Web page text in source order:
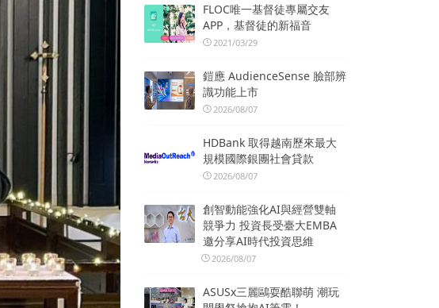
FLOC唯一基督徒專屬交友
APP，基督徒的新福音
2021/03/29
鎧應 AudienceSense 臉部辨
識功能上市
2026/08/07
HDBank 取得越南歷來最大
規模國際銀團社會貸款
2026/08/07
創智動能強化AI與經營雙軸
競爭力 投資長受臺大EMBA
邀分享AI時代投資思維
2026/08/07
ASUSx三麗鷗耍酷聯萌 潮玩